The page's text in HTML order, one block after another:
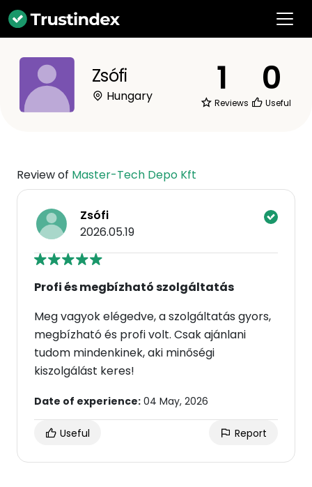
Zsófi
Hungary 1
Reviews
0
Useful
Review of Master-Tech Depo Kft
Zsófi
2026.05.19
Profi és megbízható szolgáltatás
Meg vagyok elégedve, a szolgáltatás gyors,
megbízható és profi volt. Csak ajánlani
tudom mindenkinek, aki minőségi
kiszolgálást keres!
Date of experience: 04 May, 2026
Useful Report